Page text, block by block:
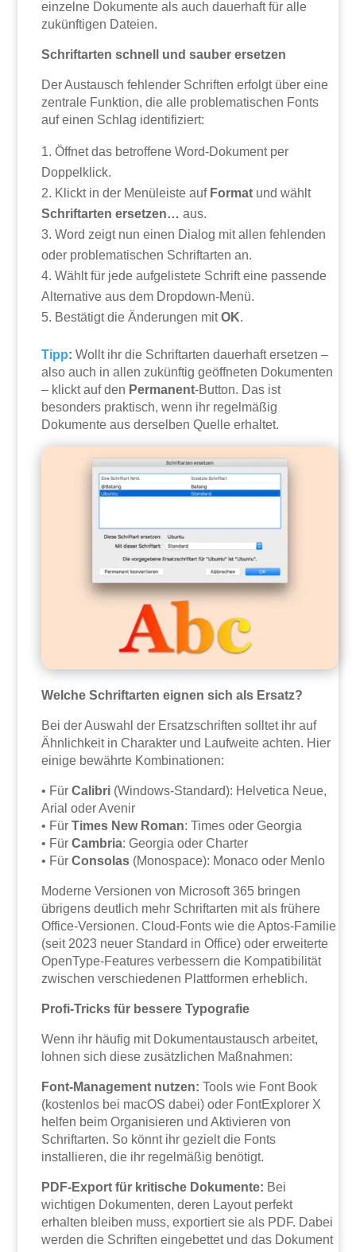
einzelne Dokumente als auch dauerhaft für alle
zukünftigen Dateien.
Schriftarten schnell und sauber ersetzen
Der Austausch fehlender Schriften erfolgt über eine
zentrale Funktion, die alle problematischen Fonts
auf einen Schlag identifiziert:
Öffnet das betroffene Word-Dokument per
Doppelklick.
Klickt in der Menüleiste auf Format und wählt
Schriftarten ersetzen… aus.
Word zeigt nun einen Dialog mit allen fehlenden
oder problematischen Schriftarten an.
Wählt für jede aufgelistete Schrift eine passende
Alternative aus dem Dropdown-Menü.
Bestätigt die Änderungen mitOK.
Tipp: Wollt ihr die Schriftarten dauerhaft ersetzen –
also auch in allen zukünftig geöffneten Dokumenten
– klickt auf den Permanent-Button. Das ist
besonders praktisch, wenn ihr regelmäßig
Dokumente aus derselben Quelle erhaltet.
Welche Schriftarten eignen sich als Ersatz?
Bei der Auswahl der Ersatzschriften solltet ihr auf
Ähnlichkeit in Charakter und Laufweite achten. Hier
einige bewährte Kombinationen:
• FürCalibri (Windows-Standard): Helvetica Neue,
Arial oder Avenir
• FürTimes New Roman: Times oder Georgia
• FürCambria: Georgia oder Charter
• FürConsolas (Monospace): Monaco oder Menlo
Moderne Versionen von Microsoft 365 bringen
übrigens deutlich mehr Schriftarten mit als frühere
Office-Versionen. Cloud-Fonts wie die Aptos-Familie
(seit 2023 neuer Standard in Office) oder erweiterte
OpenType-Features verbessern die Kompatibilität
zwischen verschiedenen Plattformen erheblich.
Profi-Tricks für bessere Typografie
Wenn ihr häufig mit Dokumentaustausch arbeitet,
lohnen sich diese zusätzlichen Maßnahmen:
Font-Management nutzen: Tools wie Font Book
(kostenlos bei macOS dabei) oder FontExplorer X
helfen beim Organisieren und Aktivieren von
Schriftarten. So könnt ihr gezielt die Fonts
installieren, die ihr regelmäßig benötigt.
PDF-Export für kritische Dokumente: Bei
wichtigen Dokumenten, deren Layout perfekt
erhalten bleiben muss, exportiert sie als PDF. Dabei
werden die Schriften eingebettet und das Dokument